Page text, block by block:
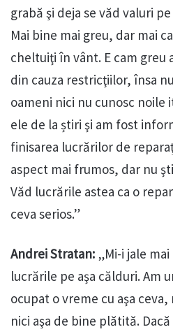
grabă şi deja se văd valuri
Mai bine mai greu, dar mai
cheltuiţi în vânt. E cam greu
din cauza restricţiilor, însa
oameni nici nu cunosc noile
ele de la știri şi am fost
finisarea lucrărilor de
aspect mai frumos, dar nu
Văd lucrările astea ca o
ceva serios.”
Andrei Stratan: „Mi-i jale
lucrările pe aşa călduri. Am
ocupat o vreme cu aşa
nici aşa de bine plătită.